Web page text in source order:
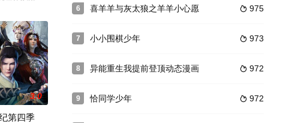
3.0
第四季
6  975
喜羊羊与灰太狼之羊羊小心愿
7  973
小小围棋少年
8  972
异能重生我提前登顶动态漫画
9  972
恰同学少年